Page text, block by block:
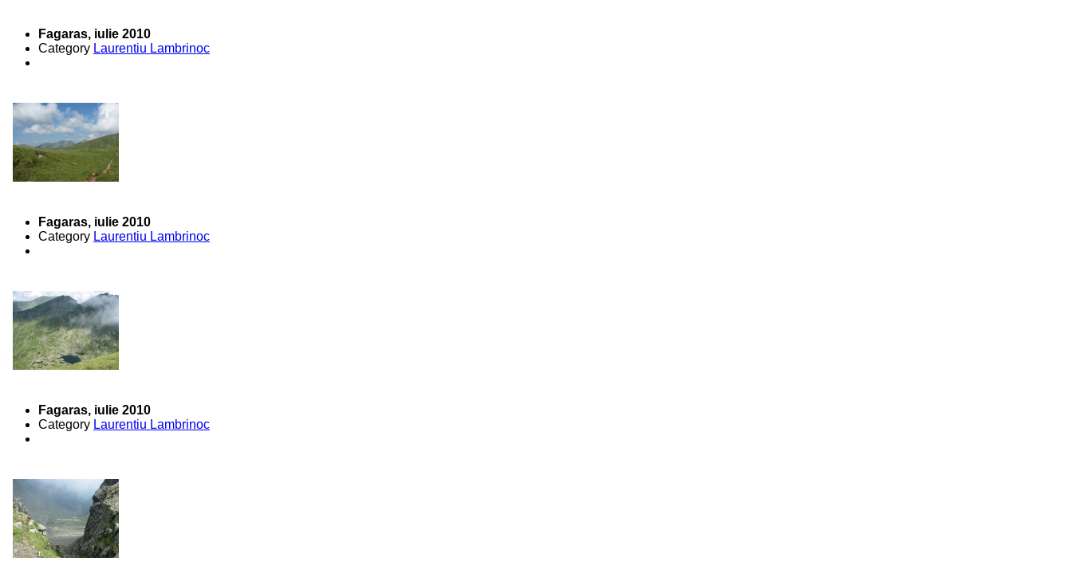
Fagaras, iulie 2010
Category Laurentiu Lambrinoc
Fagaras, iulie 2010
Category Laurentiu Lambrinoc
Fagaras, iulie 2010
Category Laurentiu Lambrinoc